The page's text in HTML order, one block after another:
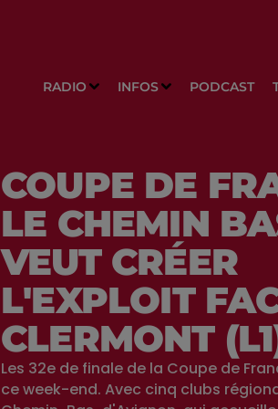
RADIO INFOS PODCAST
COUPE DE
LE CHEMIN
VEUT CRÉER
L'EXPLOIT
CLERMONT
Les 32e de finale de la Coupe de
ce week-end. Avec cinq clubs